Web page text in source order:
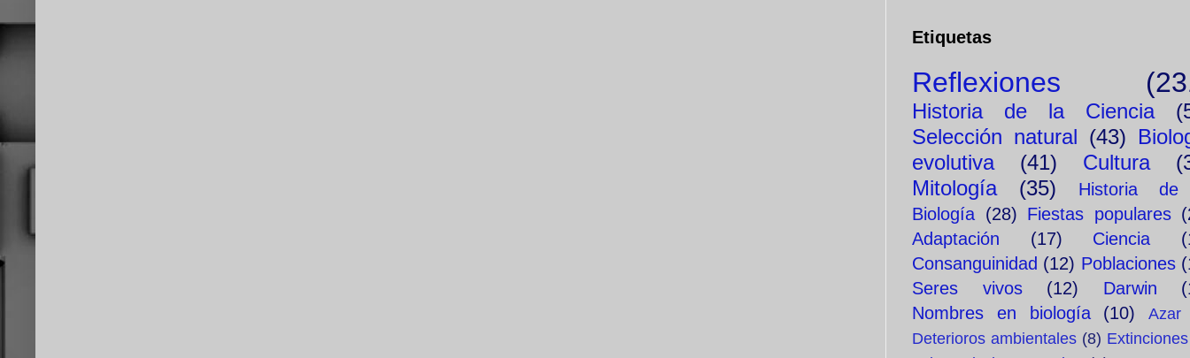
Etiquetas
Reflexiones
Historia de la Ciencia
Selección natural (43)
evolutiva
(41) Cultura
Mitología
(35)
Historia
Biología (28) Fiestas populares
Adaptación
(17) Ciencia
Consanguinidad (12) Poblaciones
Seres vivos
(12) Darwin
Nombres en biología
(10)
Azar
Deterioros ambientales (8) Extinciones